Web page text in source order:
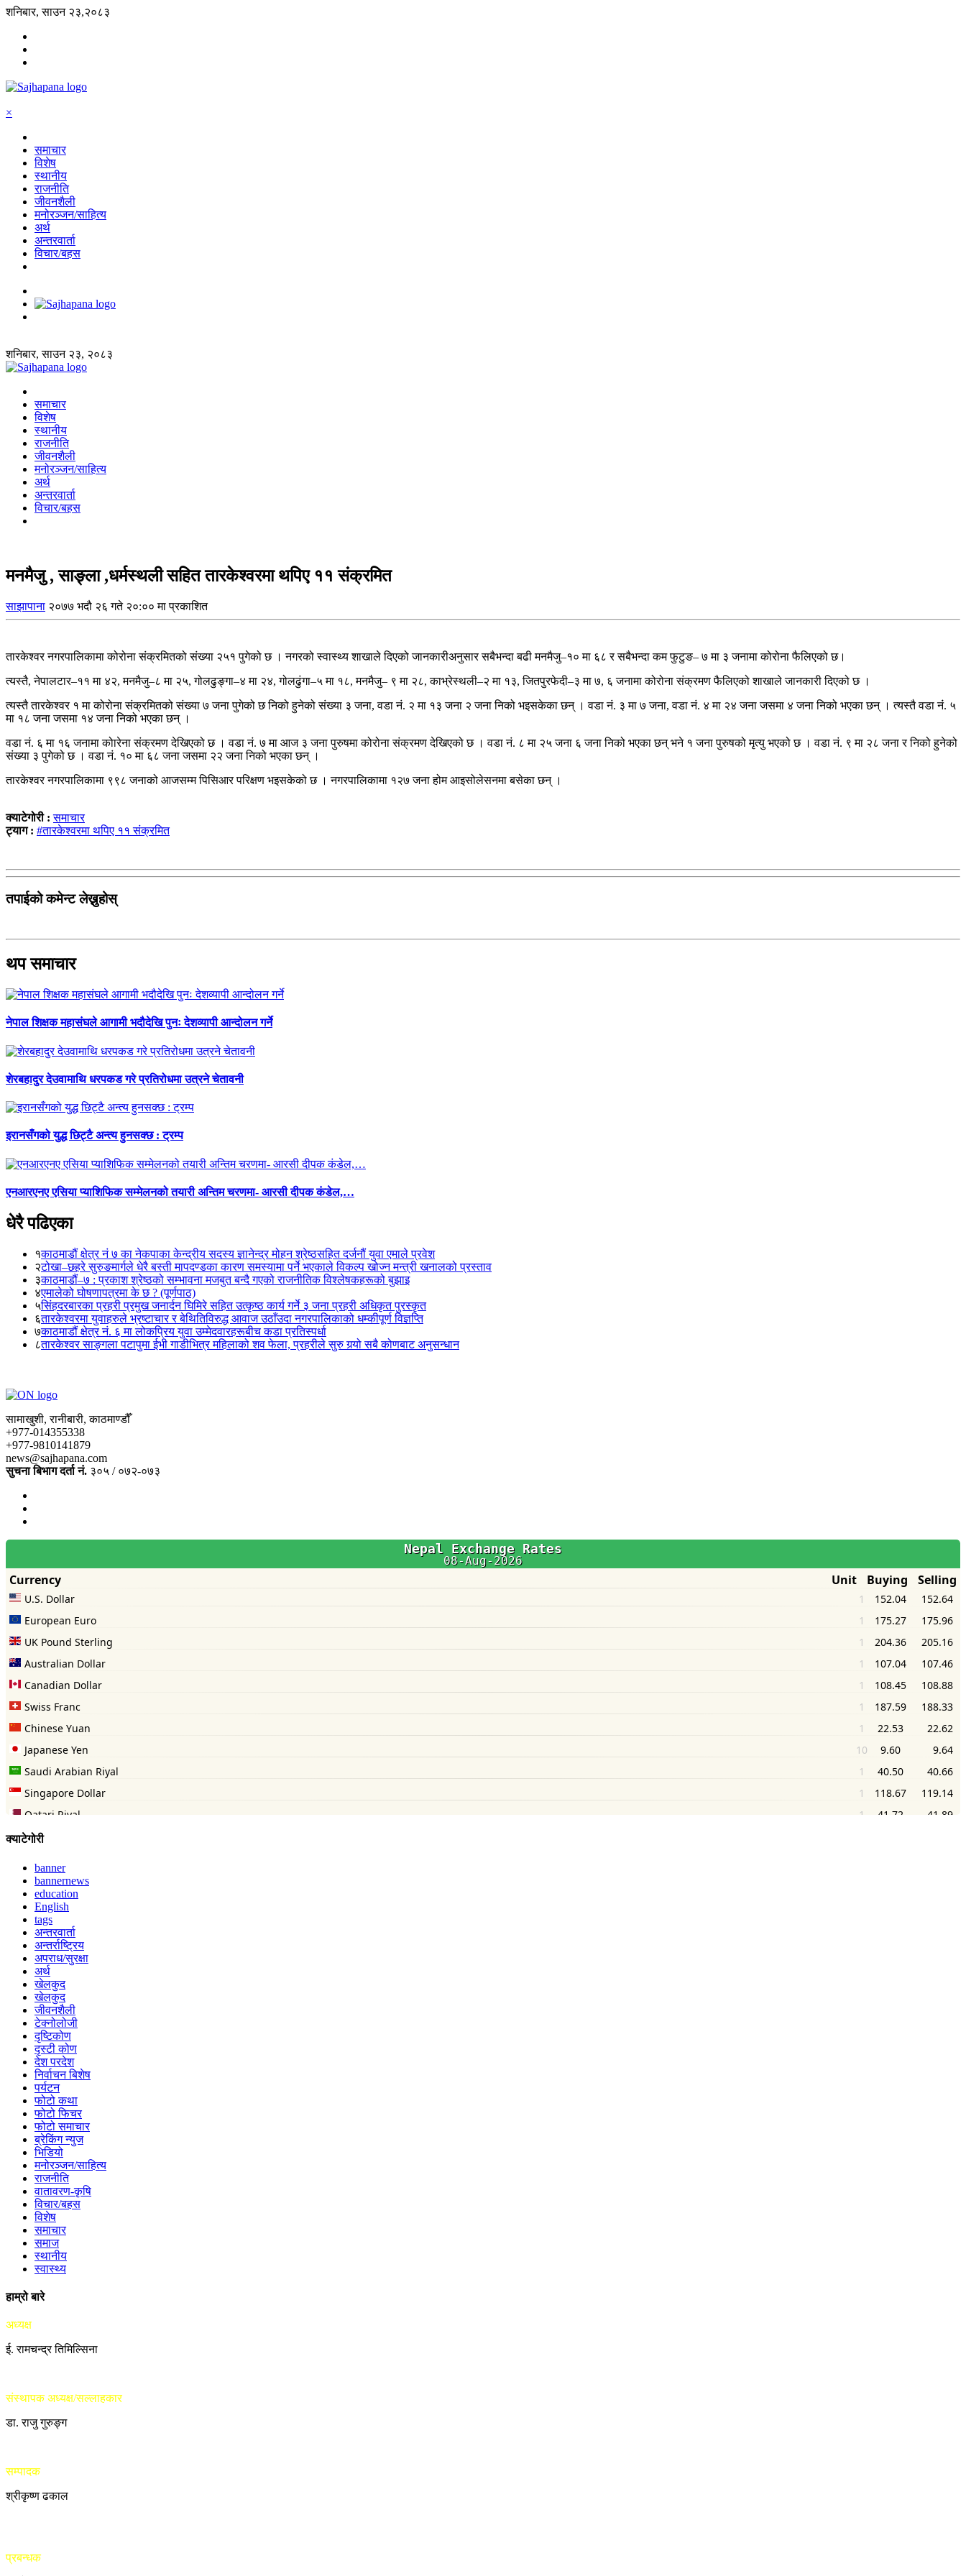
शनिबार, साउन २३,२०८३
×
समाचार
विशेष
स्थानीय
राजनीति
जीवनशैली
मनोरञ्जन/साहित्य
अर्थ
अन्तरवार्ता
विचार/बहस
शनिबार, साउन २३, २०८३
समाचार
विशेष
स्थानीय
राजनीति
जीवनशैली
मनोरञ्जन/साहित्य
अर्थ
अन्तरवार्ता
विचार/बहस
मनमैजु , साङ्ला ,धर्मस्थली सहित तारकेश्वरमा थपिए ११ संक्रमित
साझापाना २०७७ भदौ २६ गते २०:०० मा प्रकाशित
तारकेश्वर नगरपालिकामा कोरोना संक्रमितको संख्या २५१ पुगेको छ । नगरको स्वास्थ्य शाखाले दिएको जानकारीअनुसार सबैभन्दा बढी मनमैजु–१० मा ६८ र सबैभन्दा कम फुटुङ– ७ मा ३ जनामा कोरोना फैलिएको छ।
त्यस्तै, नेपालटार–११ मा ४२, मनमैजु–८ मा २५, गोलढुङ्गा–४ मा २४, गोलढुंगा–५ मा १८, मनमैजु– ९ मा २८, काभ्रेस्थली–२ मा १३, जितपुरफेदी–३ मा ७, ६ जनामा कोरोना संक्रमण फैलिएको शाखाले जानकारी दिएको छ ।
त्यस्तै तारकेश्वर १ मा कोरोना संक्रमितको संख्या ७ जना पुगेको छ निको हुनेको संख्या ३ जना, वडा नं. २ मा १३ जना २ जना निको भइसकेका छन् । वडा नं. ३ मा ७ जना, वडा नं. ४ मा २४ जना जसमा ४ जना निको भएका छन् । त्यस्तै वडा नंं. ५
मा १८ जना जसमा १४ जना निको भएका छन् ।
वडा नं. ६ मा १६ जनामा कोारेना संक्रमण देखिएको छ । वडा नं. ७ मा आज ३ जना पुरुषमा कोरोना संक्रमण देखिएको छ । वडा नं. ८ मा २५ जना ६ जना निको भएका छन् भने १ जना पुरुषको मृत्यु भएको छ । वडा नं. ९ मा २८ जना र निको हुनेको
संख्या ३ पुगेको छ । वडा नं. १० मा ६८ जना जसमा २२ जना निको भएका छन् ।
तारकेश्वर नगरपालिकामा ९९८ जनाको आजसम्म पिसिआर परिक्षण भइसकेको छ । नगरपालिकामा १२७ जना होम आइसोलेसनमा बसेका छन् ।
क्याटेगोरी :समाचार
ट्याग : #तारकेश्वरमा थपिए ११ संक्रमित
तपाईको कमेन्ट लेख्नुहोस्
थप समाचार
नेपाल शिक्षक महासंघले आगामी भदौदेखि पुनः देशव्यापी आन्दोलन गर्ने
शेरबहादुर देउवामाथि धरपकड गरे प्रतिरोधमा उत्रने चेतावनी
इरानसँगको युद्ध छिट्टै अन्त्य हुनसक्छ : ट्रम्प
एनआरएनए एसिया प्याशिफिक सम्मेलनको तयारी अन्तिम चरणमा- आरसी दीपक कंडेल,…
धेरै पढिएका
१काठमाडौं क्षेत्र नं ७ का नेकपाका केन्द्रीय सदस्य ज्ञानेन्द्र मोहन श्रेष्ठसहित दर्जनौं युवा एमाले प्रवेश
२टोखा–छहरे सुरुङमार्गले धेरै बस्ती मापदण्डका कारण समस्यामा पर्ने भएकाले विकल्प खोज्न मन्त्री खनालको प्रस्ताव
३काठमाडौं–७ : प्रकाश श्रेष्ठको सम्भावना मजबुत बन्दै गएको राजनीतिक विश्लेषकहरूको बुझाइ
४एमालेको घोषणापत्रमा के छ ? (पूर्णपाठ)
५सिंहदरबारका प्रहरी प्रमुख जनार्दन घिमिरे सहित उत्कृष्ठ कार्य गर्ने ३ जना प्रहरी अधिकृत पुरस्कृत
६तारकेश्वरमा युवाहरुले भ्रष्टाचार र बेथितिविरुद्ध आवाज उठाँउदा नगरपालिकाको धम्कीपूर्ण विज्ञप्ति
७काठमाडौं क्षेत्र नं. ६ मा लोकप्रिय युवा उम्मेदवारहरूबीच कडा प्रतिस्पर्धा
८तारकेश्वर साङ्गला पटापुमा ईभी गाडीभित्र महिलाको शव फेला, प्रहरीले सुरु गर्‍यो सबै कोणबाट अनुसन्धान
सामाखुशी, रानीबारी, काठमाण्डौँ
+977-014355338
+977-9810141879
news@sajhapana.com
सुचना बिभाग दर्ता नं. ३०५ / ०७२-०७३
क्याटेगोरी
banner
bannernews
education
English
tags
अन्तरवार्ता
अन्तर्राष्ट्रिय
अपराध/सुरक्षा
अर्थ
खेलकुद
खेलकुद
जीवनशैली
टेक्नोलोजी
दृष्टिकोण
दृस्टी कोण
देश परदेश
निर्वाचन बिशेष
पर्यटन
फोटो कथा
फोटो फिचर
फोटो समाचार
ब्रेकिंग न्युज
भिडियो
मनोरञ्जन/साहित्य
राजनीति
वातावरण-कृषि
विचार/बहस
विशेष
समाचार
समाज
स्थानीय
स्वास्थ्य
हाम्रो बारे
अध्यक्ष
ई. रामचन्द्र तिमिल्सिना
संस्थापक अध्यक्ष/सल्लाहकार
डा. राजु गुरुङ्ग
सम्पादक
श्रीकृष्ण ढकाल
प्रबन्धक